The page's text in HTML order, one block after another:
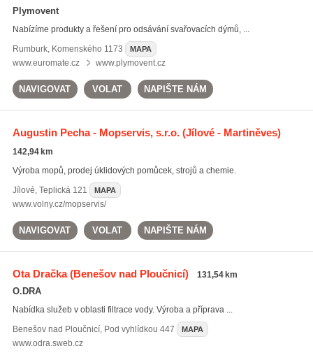
Plymovent
Nabízíme produkty a řešení pro odsávání svařovacích dýmů, ...
Rumburk, Komenského 1173 MAPA
www.euromate.cz www.plymovent.cz
NAVIGOVAT VOLAT NAPIŠTE NÁM
Augustin Pecha - Mopservis, s.r.o.(Jílové - Martiněves)
142,94 km
Výroba mopů, prodej úklidových pomůcek, strojů a chemie.
Jílové, Teplická 121 MAPA
www.volny.cz/mopservis/
NAVIGOVAT VOLAT NAPIŠTE NÁM
Ota Dračka(Benešov nad Ploučnicí) 131,54 km
O.DRA
Nabídka služeb v oblasti filtrace vody. Výroba a příprava ...
Benešov nad Ploučnicí, Pod vyhlídkou 447 MAPA
www.odra.sweb.cz